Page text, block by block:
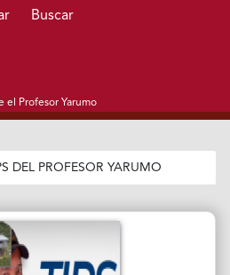
principal
Buscar
el Profesor Yarumo
DEL PROFESOR YARUMO